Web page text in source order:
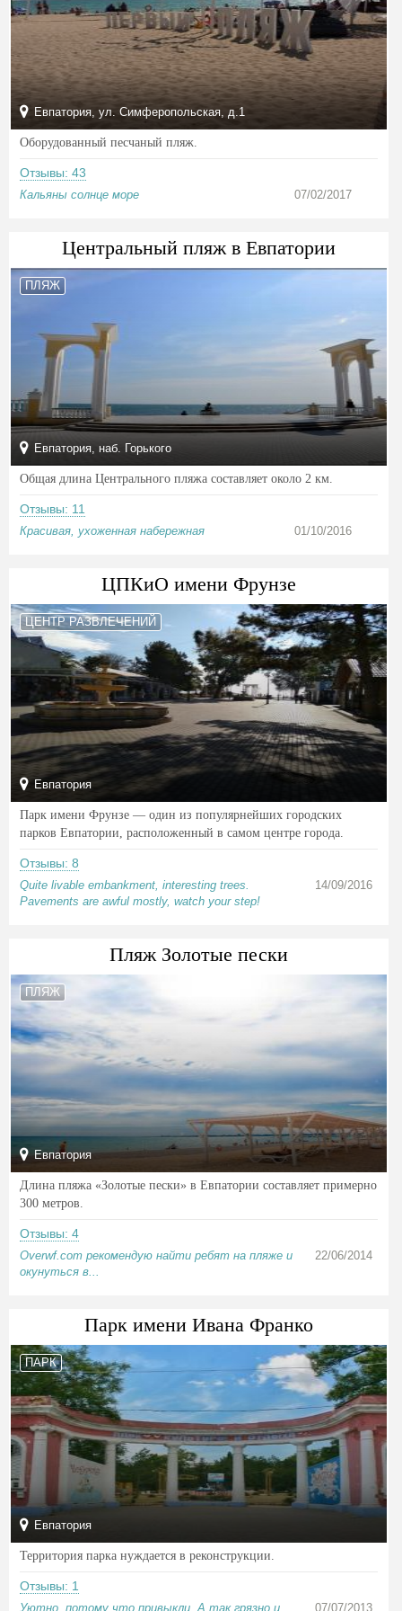
Евпатория, ул. Симферопольская, д.1
Оборудованный песчаный пляж.
Отзывы: 43
Кальяны солнце море 07/02/2017
Центральный пляж в Евпатории
ПЛЯЖ
Евпатория, наб. Горького
Общая длина Центрального пляжа составляет около 2 км.
Отзывы: 11
Красивая, ухоженная набережная 01/10/2016
ЦПКиО имени Фрунзе
ЦЕНТР РАЗВЛЕЧЕНИЙ
Евпатория
Парк имени Фрунзе — один из популярнейших городских
парков Евпатории, расположенный в самом центре города.
Отзывы: 8
Quite livable embankment, interesting trees.
Pavements are awful mostly, watch your step!
14/09/2016
Пляж Золотые пески
ПЛЯЖ
Евпатория
Длина пляжа «Золотые пески» в Евпатории составляет примерно
300 метров.
Отзывы: 4
Overwf.com рекомендую найти ребят на пляже и
окунуться в...
22/06/2014
Парк имени Ивана Франко
ПАРК
Евпатория
Территория парка нуждается в реконструкции.
Отзывы: 1
Уютно, потому что привыкли. А так грязно и
07/07/2013